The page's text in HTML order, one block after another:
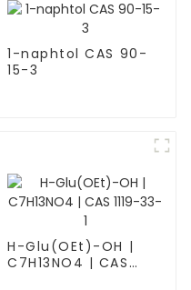
1-naphtol CAS 90-
15-3
H-Glu(OEt)-OH |
C7H13NO4 | CAS